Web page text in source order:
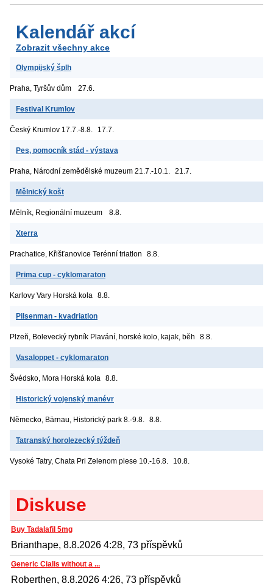
Kalendář akcí
Zobrazit všechny akce
Olympijský šplh
Praha, Tyršův dům 27.6.
Festival Krumlov
Český Krumlov 17.7.-8.8. 17.7.
Pes, pomocník stád - výstava
Praha, Národní zemědělské muzeum 21.7.-10.1. 21.7.
Mělnický košt
Mělník, Regionální muzeum 8.8.
Xterra
Prachatice, Křišťanovice Terénní triatlon 8.8.
Prima cup - cyklomaraton
Karlovy Vary Horská kola 8.8.
Pilsenman - kvadriatlon
Plzeň, Bolevecký rybník Plavání, horské kolo, kajak, běh 8.8.
Vasaloppet - cyklomaraton
Švédsko, Mora Horská kola 8.8.
Historický vojenský manévr
Německo, Bärnau, Historický park 8.-9.8. 8.8.
Tatranský horolezecký týždeň
Vysoké Tatry, Chata Pri Zelenom plese 10.-16.8. 10.8.
Diskuse
Buy Tadalafil 5mg
Brianthape, 8.8.2026 4:28, 73 příspěvků
Generic Cialis without a ...
Roberthen, 8.8.2026 4:26, 73 příspěvků